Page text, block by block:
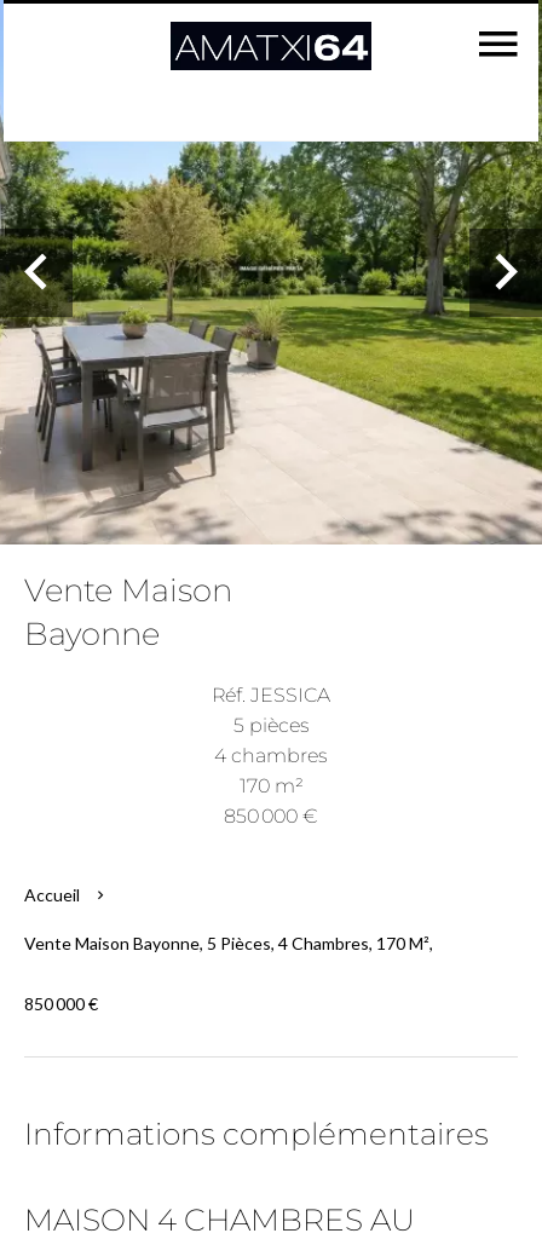
Vente Maison
Bayonne
Réf. JESSICA
5 pièces
4 chambres
170 m²
850 000 €
Accueil
Vente Maison Bayonne, 5 Pièces, 4 Chambres, 170 M²,
850 000 €
Informations complémentaires
MAISON 4 CHAMBRES AU